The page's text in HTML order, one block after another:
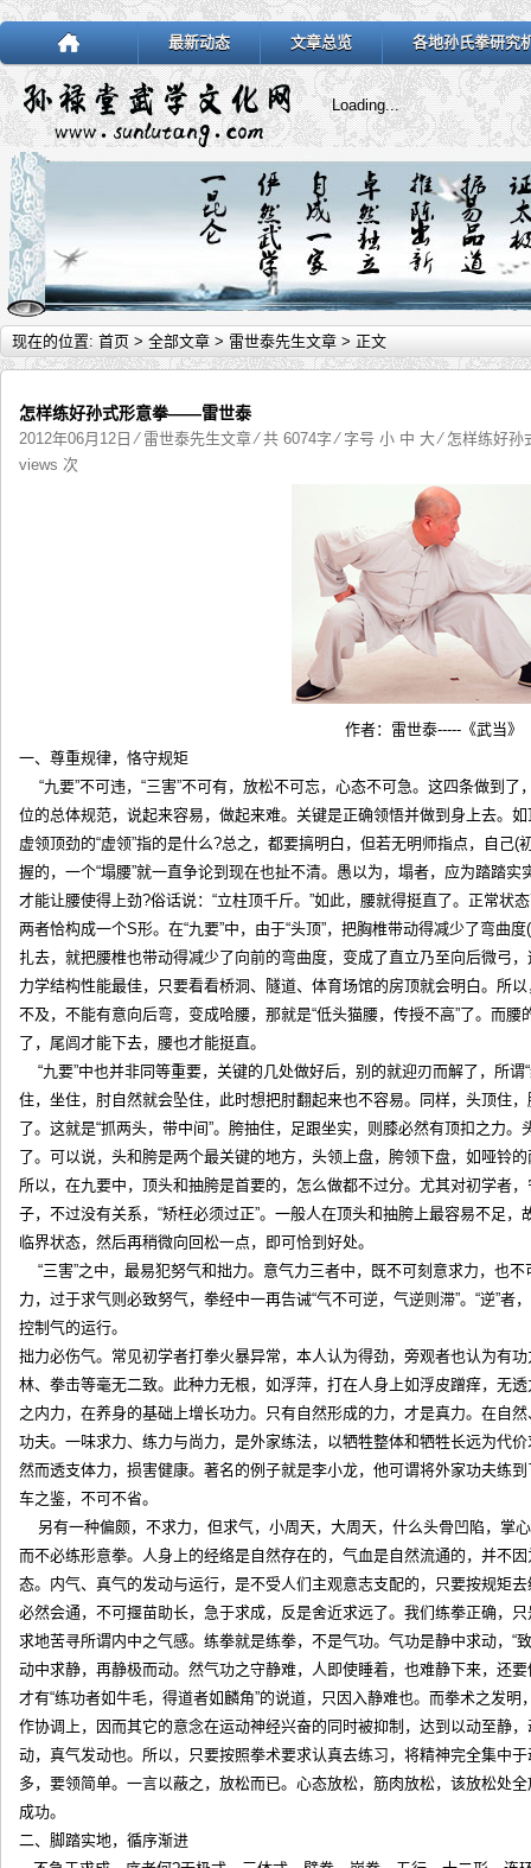
最新动态 文章总览 各地孙氏拳研究
Loading...
现在的位置: 首页 > 全部文章 > 雷世泰先生文章 > 正文
怎样练好孙式形意拳——雷世泰
2012年06月12日 ⁄ 雷世泰先生文章⁄ 共 6074字 ⁄ 字号 小 中 大 ⁄ 怎样练好
views 次
作者：雷世泰-----《武当》
一、尊重规律，恪守规矩
“九要”不可违，“三害”不可有，放松不可忘，心态不可急。这四条做到了
位的总体规范，说起来容易，做起来难。关键是正确领悟并做到身上去。
虚领顶劲的“虚领”指的是什么?总之，都要搞明白，但若无明师指点，自己(
握的，一个“塌腰”就一直争论到现在也扯不清。愚以为，塌者，应为踏踏
才能让腰使得上劲?俗话说：“立柱顶千斤。”如此，腰就得挺直了。正常状
两者恰构成一个S形。在“九要”中，由于“头顶”，把胸椎带动得减少了弯曲
扎去，就把腰椎也带动得减少了向前的弯曲度，变成了直立乃至向后微弓
力学结构性能最佳，只要看看桥洞、隧道、体育场馆的房顶就会明白。所
不及，不能有意向后弯，变成哈腰，那就是“低头猫腰，传授不高”了。而
了，尾闾才能下去，腰也才能挺直。
“九要”中也并非同等重要，关键的几处做好后，别的就迎刃而解了，所
住，坐住，肘自然就会坠住，此时想把肘翻起来也不容易。同样，头顶住
了。这就是“抓两头，带中间”。胯抽住，足跟坐实，则膝必然有顶扣之力
了。可以说，头和胯是两个最关键的地方，头领上盘，胯领下盘，如哑铃
所以，在九要中，顶头和抽胯是首要的，怎么做都不过分。尤其对初学者
子，不过没有关系，“矫枉必须过正”。一般人在顶头和抽胯上最容易不足
临界状态，然后再稍微向回松一点，即可恰到好处。
“三害”之中，最易犯努气和拙力。意气力三者中，既不可刻意求力，也
力，过于求气则必致努气，拳经中一再告诫“气不可逆，气逆则滞”。“逆”
控制气的运行。
拙力必伤气。常见初学者打拳火暴异常，本人认为得劲，旁观者也认为有
林、拳击等毫无二致。此种力无根，如浮萍，打在人身上如浮皮蹭痒，无
之内力，在养身的基础上增长功力。只有自然形成的力，才是真力。在自
功夫。一味求力、练力与尚力，是外家练法，以牺牲整体和牺牲长远为代
然而透支体力，损害健康。著名的例子就是李小龙，他可谓将外家功夫练
车之鉴，不可不省。
另有一种偏颇，不求力，但求气，小周天，大周天，什么头骨凹陷，掌
而不必练形意拳。人身上的经络是自然存在的，气血是自然流通的，并不
态。内气、真气的发动与运行，是不受人们主观意志支配的，只要按规矩
必然会通，不可揠苗助长，急于求成，反是舍近求远了。我们练拳正确，
求地苦寻所谓内中之气感。练拳就是练拳，不是气功。气功是静中求动，“
动中求静，再静极而动。然气功之守静难，人即使睡着，也难静下来，还
才有“练功者如牛毛，得道者如麟角”的说道，只因入静难也。而拳术之发
作协调上，因而其它的意念在运动神经兴奋的同时被抑制，达到以动至静
动，真气发动也。所以，只要按照拳术要求认真去练习，将精神完全集
多，要领简单。一言以蔽之，放松而已。心态放松，筋肉放松，该放松处
成功。
二、脚踏实地，循序渐进